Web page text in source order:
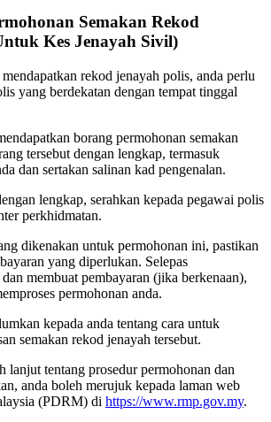
Semakan Rekod
Kes Jenayah Sivil)
rekod jenayah polis, anda perlu
yang berdekatan dengan tempat tinggal
borang permohonan semakan
tersebut dengan lengkap, termasuk
dan sertakan salinan kad pengenalan.
lengkap, serahkan kepada pegawai polis
perkhidmatan.
dikenakan untuk permohonan ini, pastikan
yang diperlukan. Selepas
membuat pembayaran (jika berkenaan),
permohonan anda.
kepada anda tentang cara untuk
semakan rekod jenayah tersebut.
lanjut tentang prosedur permohonan dan
anda boleh merujuk kepada laman web
(PDRM) di https://www.rmp.gov.my.